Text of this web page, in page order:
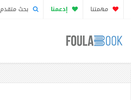
مهمتنا إدعمنا بحث متقدم